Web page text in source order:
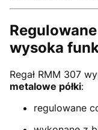
wysoka
Regał RMM 307
metalowe półki:
regulowane